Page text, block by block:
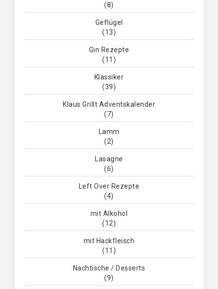
(8)
Geflügel
(13)
Gin Rezepte
(11)
Klassiker
(39)
Klaus Grillt Adventskalender
(7)
Lamm
(2)
Lasagne
(6)
Left Over Rezepte
(4)
mit Alkohol
(12)
mit Hackfleisch
(11)
Nachtische / Desserts
(9)